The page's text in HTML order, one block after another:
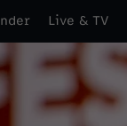
Live & TV